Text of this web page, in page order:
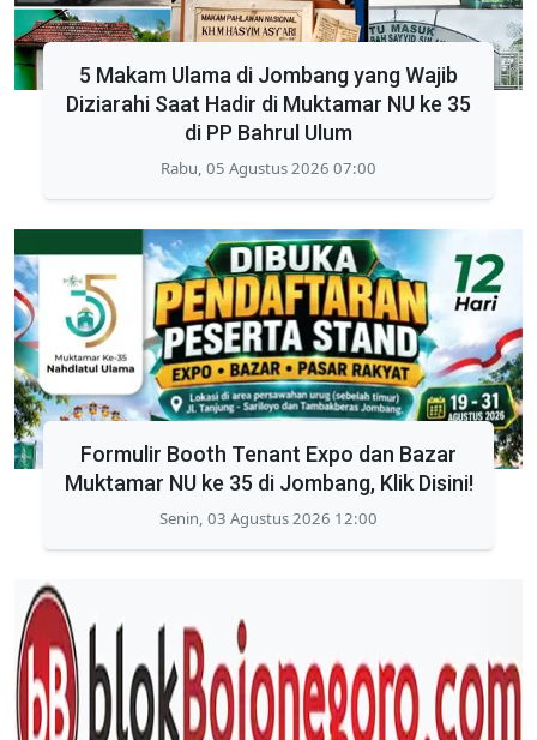
5 Makam Ulama di Jombang yang Wajib
Diziarahi Saat Hadir di Muktamar NU ke 35
di PP Bahrul Ulum
Rabu, 05 Agustus 2026 07:00
Formulir Booth Tenant Expo dan Bazar
Muktamar NU ke 35 di Jombang, Klik Disini!
Senin, 03 Agustus 2026 12:00